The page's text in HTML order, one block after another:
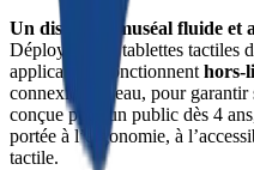
Un dispositif muséal fluide et
Déployées sur tablettes tactiles
applications fonctionnent hors-
connexion réseau, pour
conçue pour un public dès 4
portée à l’ergonomie, à
tactile.